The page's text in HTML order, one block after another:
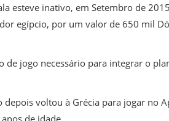
esteve inativo, em Setembro de
egípcio, por um valor de 650 mil
jogo necessário para integrar o
voltou à Grécia para jogar no
de idade.